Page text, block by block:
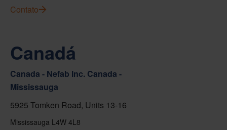
Contato
Canadá
Canada - Nefab Inc. Canada -
Mississauga
5925 Tomken Road, Units 13-16
Mississauga L4W 4L8